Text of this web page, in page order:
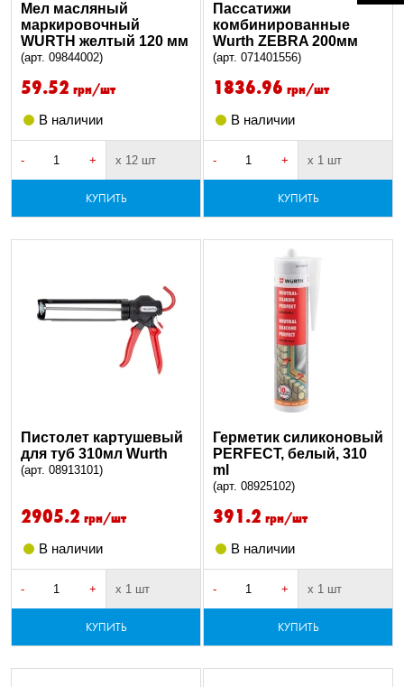
Мел масляный
маркировочный
WURTH желтый 120 мм
(арт. 09844002)
59.52 грн/шт
В наличии
- + х 12 шт
КУПИТЬ
Пассатижи
комбинированные
Wurth ZEBRA 200мм
(арт. 071401556)
1836.96 грн/шт
В наличии
- + х 1 шт
КУПИТЬ
Пистолет картушевый
для туб 310мл Wurth
(арт. 08913101)
2905.2 грн/шт
В наличии
- + х 1 шт
КУПИТЬ
Герметик силиконовый
PERFECT, белый, 310
ml
(арт. 08925102)
391.2 грн/шт
В наличии
- + х 1 шт
КУПИТЬ